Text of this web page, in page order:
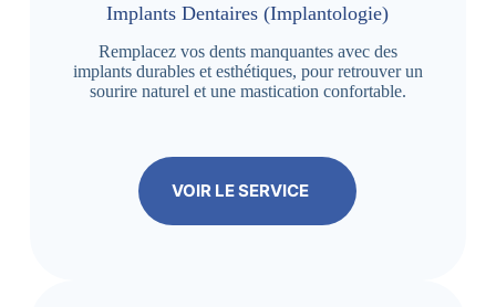
Implants Dentaires (Implantologie)
Remplacez vos dents manquantes avec des
implants durables et esthétiques, pour retrouver un
sourire naturel et une mastication confortable.
VOIR LE SERVICE